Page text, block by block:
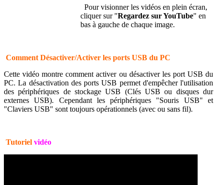
Pour visionner les vidéos en plein écran,
cliquer sur "Regardez sur YouTube" en
bas à gauche de chaque image.
Comment Désactiver/Activer les ports USB du PC
Cette vidéo montre comment activer ou désactiver les port USB du
PC. La désactivation des ports USB permet d'empêcher l'utilisation
des périphériques de stockage USB (Clés USB ou disques dur
externes USB). Cependant les périphériques "Souris USB" et
"Claviers USB" sont toujours opérationnels (avec ou sans fil).
Tutoriel vidéo